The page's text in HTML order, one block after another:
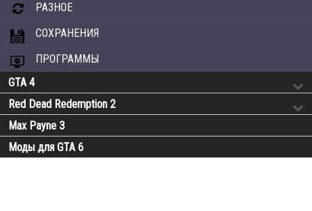
РАЗНОЕ
СОХРАНЕНИЯ
ПРОГРАММЫ
GTA 4
Red Dead Redemption 2
Max Payne 3
Моды для GTA 6